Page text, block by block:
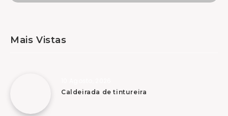
Mais Vistas
Caldeirada de tintureira